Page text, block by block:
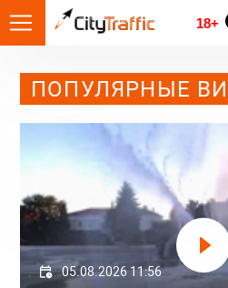
18+
ПОПУЛЯРНЫЕ
05.08.2026 11:56